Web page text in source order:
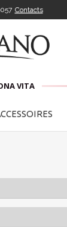
Contacts
VITA